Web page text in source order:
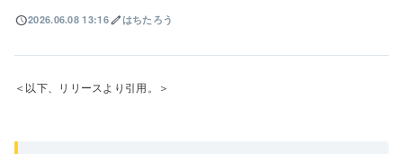
schedule2026.06.08 13:16editはちたろう
＜以下、リリースより引用。＞